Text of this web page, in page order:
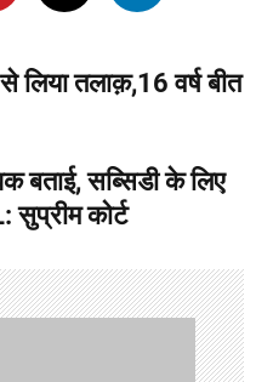
तलाक़,16 वर्ष बीत
बताई, सब्सिडी के लिए
कोर्ट